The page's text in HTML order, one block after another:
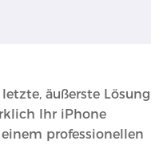
äußerste Lösung
Ihr iPhone
professionellen